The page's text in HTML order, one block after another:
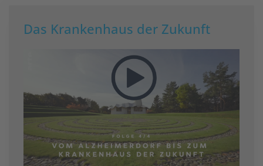
Das Krankenhaus der Zukunft